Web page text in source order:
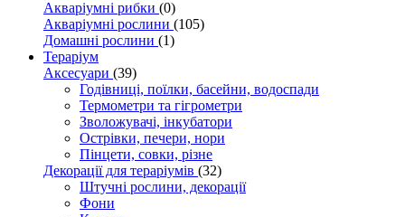
Акваріумні рибки (0)
Акваріумні рослини (105)
Домашні рослини (1)
Тераріум
Аксесуари (39)
Годівниці, поїлки, басейни, водоспади
Термометри та гігрометри
Зволожувачі, інкубатори
Острівки, печери, нори
Пінцети, совки, різне
Декорації для тераріумів (32)
Штучні рослини, декорації
Фони